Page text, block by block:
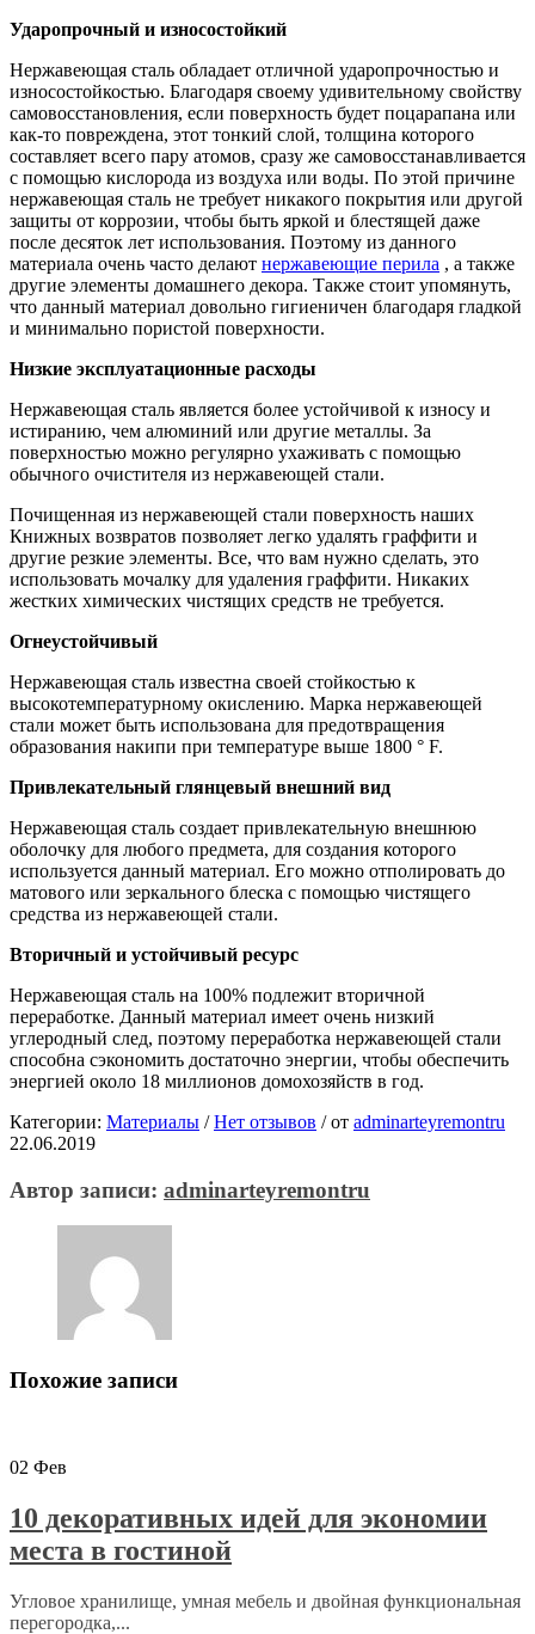
Ударопрочный и износостойкий
Нержавеющая сталь обладает отличной ударопрочностью и
износостойкостью. Благодаря своему удивительному свойству
самовосстановления, если поверхность будет поцарапана или
как-то повреждена, этот тонкий слой, толщина которого
составляет всего пару атомов, сразу же самовосстанавливается
с помощью кислорода из воздуха или воды. По этой причине
нержавеющая сталь не требует никакого покрытия или другой
защиты от коррозии, чтобы быть яркой и блестящей даже
после десяток лет использования. Поэтому из данного
материала очень часто делают нержавеющие перила , а также
другие элементы домашнего декора. Также стоит упомянуть,
что данный материал довольно гигиеничен благодаря гладкой
и минимально пористой поверхности.
Низкие эксплуатационные расходы
Нержавеющая сталь является более устойчивой к износу и
истиранию, чем алюминий или другие металлы. За
поверхностью можно регулярно ухаживать с помощью
обычного очистителя из нержавеющей стали.
Почищенная из нержавеющей стали поверхность наших
Книжных возвратов позволяет легко удалять граффити и
другие резкие элементы. Все, что вам нужно сделать, это
использовать мочалку для удаления граффити. Никаких
жестких химических чистящих средств не требуется.
Огнеустойчивый
Нержавеющая сталь известна своей стойкостью к
высокотемпературному окислению. Марка нержавеющей
стали может быть использована для предотвращения
образования накипи при температуре выше 1800 ° F.
Привлекательный глянцевый внешний вид
Нержавеющая сталь создает привлекательную внешнюю
оболочку для любого предмета, для создания которого
используется данный материал. Его можно отполировать до
матового или зеркального блеска с помощью чистящего
средства из нержавеющей стали.
Вторичный и устойчивый ресурс
Нержавеющая сталь на 100% подлежит вторичной
переработке. Данный материал имеет очень низкий
углеродный след, поэтому переработка нержавеющей стали
способна сэкономить достаточно энергии, чтобы обеспечить
энергией около 18 миллионов домохозяйств в год.
Категории: Материалы / Нет отзывов /от adminarteyremontru
22.06.2019
Автор записи: adminarteyremontru
Похожие записи
02 Фев
10 декоративных идей для экономии
места в гостиной
Угловое хранилище, умная мебель и двойная функциональная
перегородка,...